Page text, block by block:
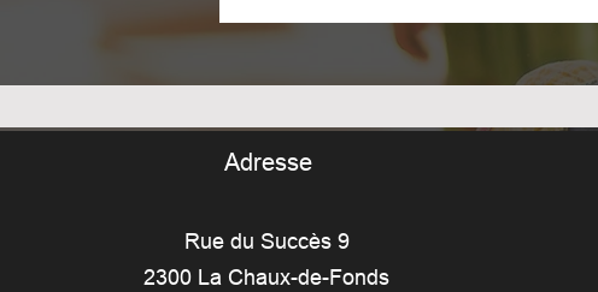
Adresse
Rue du Succès 9
2300 La Chaux-de-Fonds